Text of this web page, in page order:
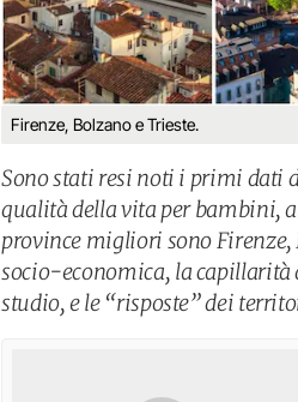
Firenze, Bolzano e Trieste.
Sono stati resi noti i primi dati
qualità della vita per bambini,
province migliori sono
socio-economica, la capillarità
studio, e le “risposte” dei